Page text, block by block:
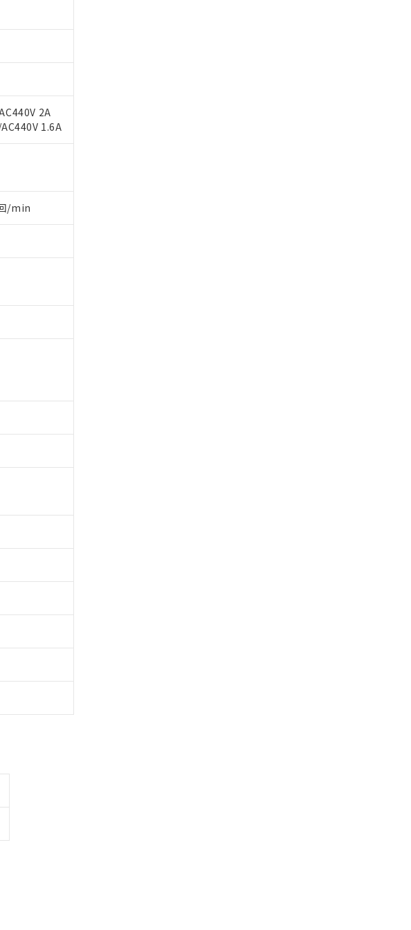
2A
1.6A
/min
び標準価格(税抜)を提供させていただ
る商品もあることをご了承ください。
での社内データに基づき作成されるも
異なる場合があることをご了承くださ
客様担当のオムロン制御機器販売店・
」をご確認ください。
漏洩または開示しないようお願いしま
ついて、当社および当社の共同利用者
要な範囲で利用することをご了承くだ
の「1.共同利用者の範囲」に記載されて
、対応品を出す予定はありません。
中または確認中の商品です。
品です。
した場合などやむを得ず変更すること
化ジフェニルエーテル類(PBDE) 1000ppm以下、
ベンジル（BBP） 1000ppm以下、フタル酸ジブチ
ています。
す。
含有を証明するものではありません。
までの期間は出荷製品に未対応品が
ことがない限り、2022年1月12日よ
示します。
を示します。
臭化ジフェニルエーテル類) : 1000ppm、
フタル酸ブチルベンジル) : 1000ppm、
します。
に深刻な影響を及ぼさない年数を意
定める商品（以下｢規制貨物等」とい
許可(または役務取引許可)を取得する
たはその他武器並びにこれらの製造装
3の内容を当該第三者に通知します。
るおそれがある場合は、取り引きをい
またはお客様担当のオムロン制御